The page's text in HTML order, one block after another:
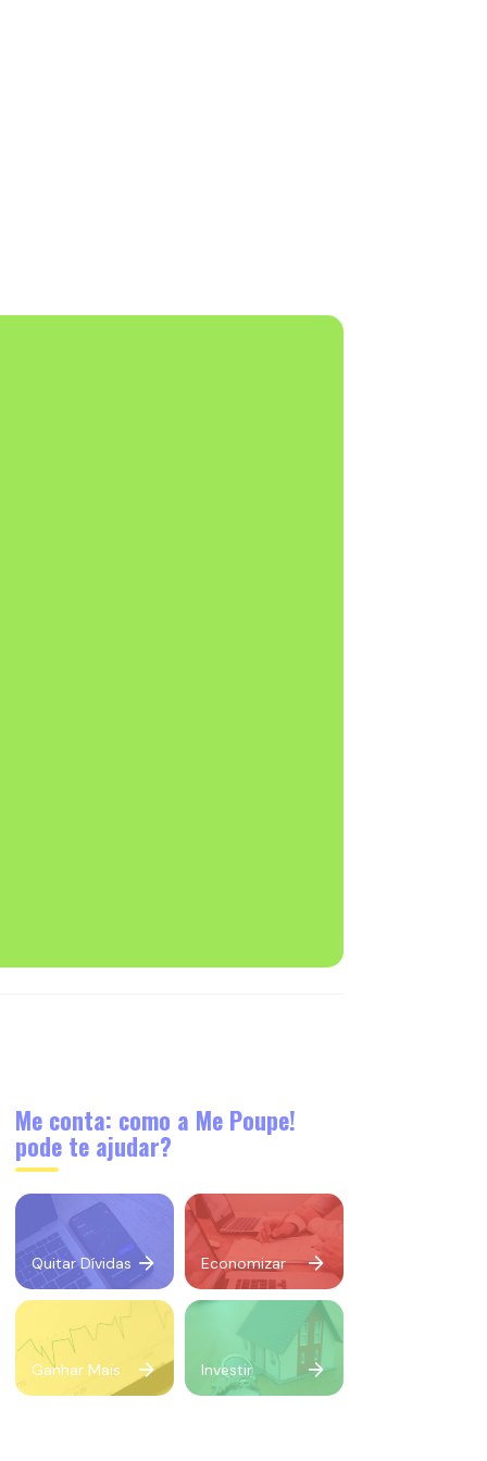
Me conta: como a Me Poupe!
pode te ajudar?
Quitar Dívidas Economizar
Ganhar Mais Investir